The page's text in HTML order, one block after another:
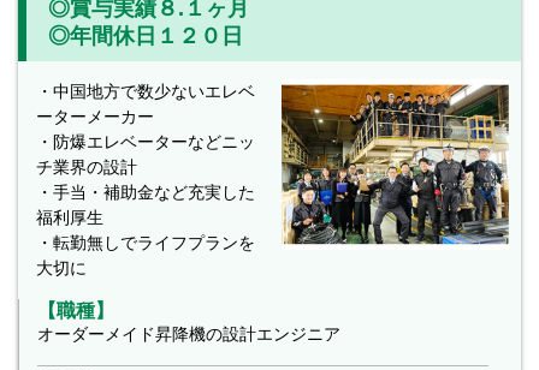
◎賞与実績８.１ヶ月
◎年間休日１２０日
・中国地方で数少ないエレベ
ーターメーカー
・防爆エレベーターなどニッ
チ業界の設計
・手当・補助金など充実した
福利厚生
・転勤無しでライフプランを
大切に
【職種】
オーダーメイド昇降機の設計エンジニア